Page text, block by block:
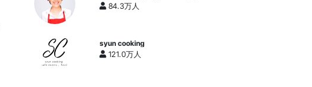
料理研究家公式チャンネル】
84.3万人
syun cooking
121.0万人